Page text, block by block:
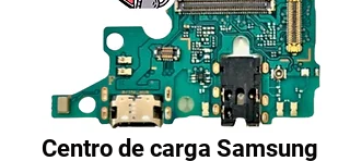
Centro de carga Samsung